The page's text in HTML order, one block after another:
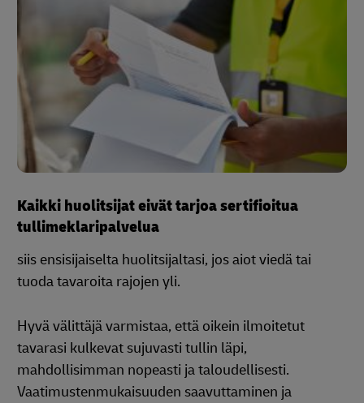
Kaikki huolitsijat eivät tarjoa sertifioitua
tullimeklaripalvelua
siis ensisijaiselta huolitsijaltasi, jos aiot viedä tai
tuoda tavaroita rajojen yli.
Hyvä välittäjä varmistaa, että oikein ilmoitetut
tavarasi kulkevat sujuvasti tullin läpi,
mahdollisimman nopeasti ja taloudellisesti.
Vaatimustenmukaisuuden saavuttaminen ja